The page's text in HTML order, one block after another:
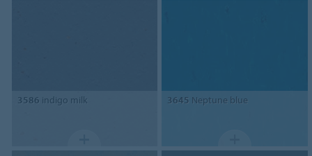
3586 indigo milk 3645 Neptune blue